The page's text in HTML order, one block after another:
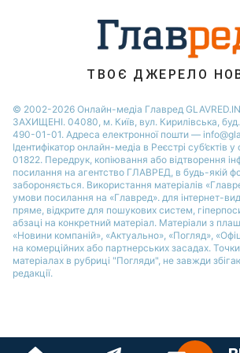
ТВОЄ ДЖЕРЕЛО
© 2002-2026 Онлайн-медіа Главред
ЗАХИЩЕНІ. 04080, м. Київ, вул. Кирилівська,
490-01-01. Адреса електронної пошти —
Ідентифікатор онлайн-медіа в Реєстрі суб’єктів
01822. Передрук, копіювання або відтворення
посилання на агентство ГЛАВРЕД, в будь-якій
забороняється. Використання матеріалів
умови посилання на «Главред». для інтернет-
пряме, відкрите для пошукових систем,
абзаці на конкретний матеріал. Матеріали з
«Новини компаній», «Актуально», «Погляд»,
на комерційних або партнерських засадах.
матеріалах в рубриці "Погляди", не завжди
редакції.